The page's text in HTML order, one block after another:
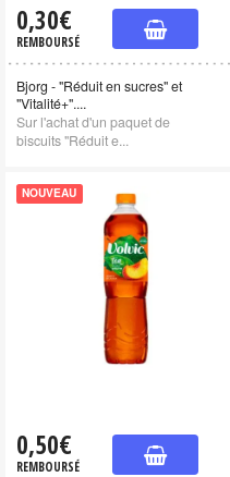
0,30€
REMBOURSÉ
Bjorg - "Réduit en sucres" et
"Vitalité+"....
Sur l'achat d'un paquet de
biscuits "Réduit e...
NOUVEAU
0,50€
REMBOURSÉ